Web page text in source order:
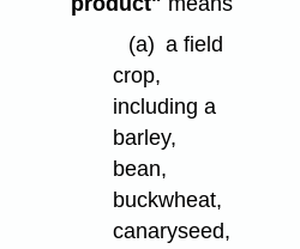
(a) a field
crop,
including a
barley,
bean,
buckwheat,
canaryseed,